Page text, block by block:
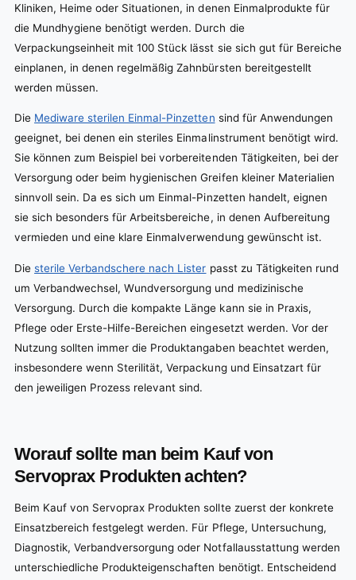
Kliniken, Heime oder Situationen, in denen Einmalprodukte für
die Mundhygiene benötigt werden. Durch die
Verpackungseinheit mit 100 Stück lässt sie sich gut für Bereiche
einplanen, in denen regelmäßig Zahnbürsten bereitgestellt
werden müssen.
Die Mediware sterilen Einmal-Pinzetten sind für Anwendungen
geeignet, bei denen ein steriles Einmalinstrument benötigt wird.
Sie können zum Beispiel bei vorbereitenden Tätigkeiten, bei der
Versorgung oder beim hygienischen Greifen kleiner Materialien
sinnvoll sein. Da es sich um Einmal-Pinzetten handelt, eignen
sie sich besonders für Arbeitsbereiche, in denen Aufbereitung
vermieden und eine klare Einmalverwendung gewünscht ist.
Diesterile Verbandschere nach Lister passt zu Tätigkeiten rund
um Verbandwechsel, Wundversorgung und medizinische
Versorgung. Durch die kompakte Länge kann sie in Praxis,
Pflege oder Erste-Hilfe-Bereichen eingesetzt werden. Vor der
Nutzung sollten immer die Produktangaben beachtet werden,
insbesondere wenn Sterilität, Verpackung und Einsatzart für
den jeweiligen Prozess relevant sind.
Worauf sollte man beim Kauf von
Servoprax Produkten achten?
Beim Kauf von Servoprax Produkten sollte zuerst der konkrete
Einsatzbereich festgelegt werden. Für Pflege, Untersuchung,
Diagnostik, Verbandversorgung oder Notfallausstattung werden
unterschiedliche Produkteigenschaften benötigt. Entscheidend